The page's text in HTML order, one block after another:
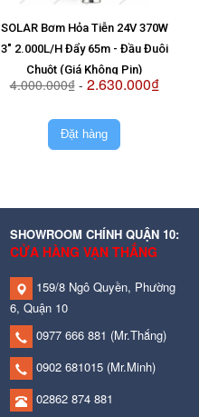
SOLAR Bơm Hỏa Tiễn 24V 370W
3" 2.000L/H Đẩy 65m - Đầu Đuôi
Chuột (Giá Không Pin)
4.000.000₫- 2.630.000₫
Đặt hàng
SHOWROOM CHÍNH QUẬN 10:
CỬA HÀNG VẠN THẮNG
159/8 Ngô Quyền, Phường
6, Quận 10
0977 666 881 (Mr.Thắng)
0902 681015 (Mr.Minh)
02862 874 881